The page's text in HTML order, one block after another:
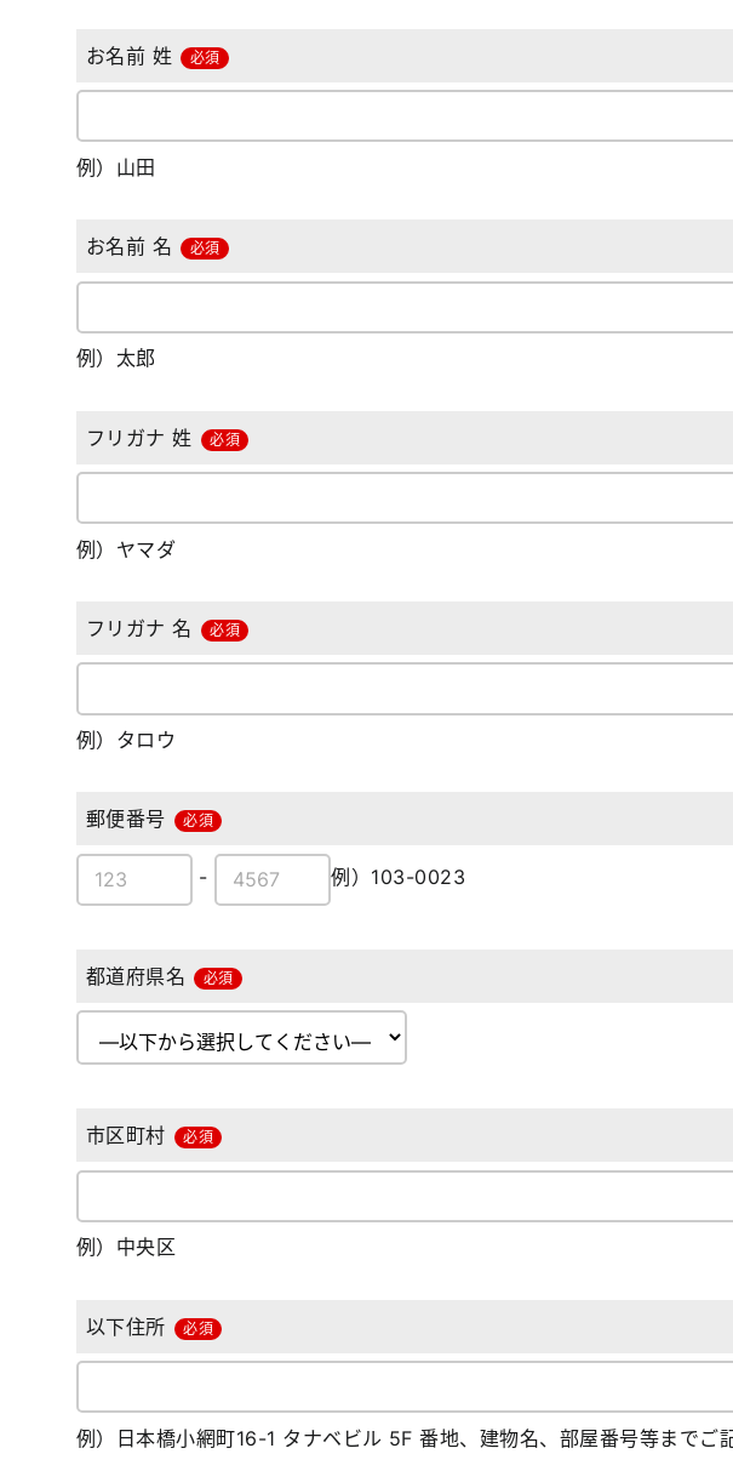
お名前 姓 必須
例）山田
お名前 名 必須
例）太郎
フリガナ 姓 必須
例）ヤマダ
フリガナ 名 必須
例）タロウ
郵便番号 必須
- 例）103-0023
都道府県名 必須
市区町村 必須
例）中央区
以下住所 必須
例）日本橋小網町16-1 タナベビル 5F 番地、建物名、部屋番号等までご